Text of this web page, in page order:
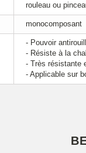
rouleau ou
monocomposant
- Pouvoir
- Résiste à la
- Très résistante
- Applicable sur